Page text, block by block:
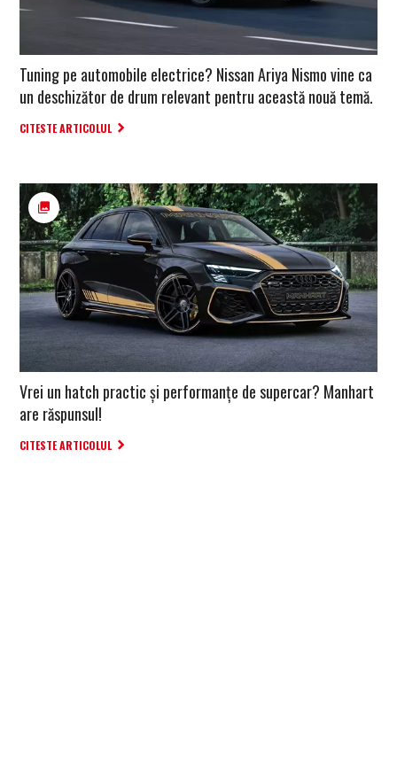
Tuning pe automobile electrice? Nissan Ariya Nismo vine ca
un deschizător de drum relevant pentru această nouă temă.
CITESTE ARTICOLUL
Vrei un hatch practic și performanțe de supercar? Manhart
are răspunsul!
CITESTE ARTICOLUL